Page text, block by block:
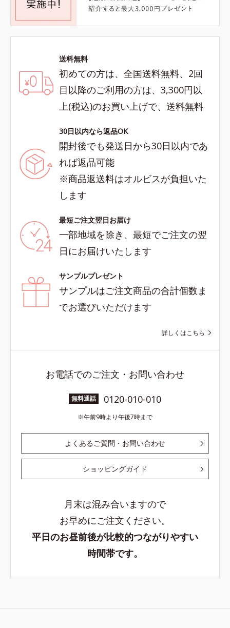
送料無料
初めての方は、全国送料無料、2回
目以降のご利用の方は、3,300円以
上(税込)のお買い上げで、送料無料
30日以内なら返品OK
開封後でも発送日から30日以内であ
れば返品可能
※商品返送料はオルビスが負担いた
します
最短ご注文翌日お届け
一部地域を除き、最短でご注文の翌
日にお届けいたします
サンプルプレゼント
サンプルはご注文商品の合計個数ま
でお選びいただけます
詳しくはこちら
お電話でのご注文・お問い合わせ
無料通話 0120-010-010
午前9時より午後7時まで
よくあるご質問・お問い合わせ
ショッピングガイド
月末は混み合いますので
お早めにご注文ください。
平日のお昼前後が比較的つながりやすい
時間帯です。